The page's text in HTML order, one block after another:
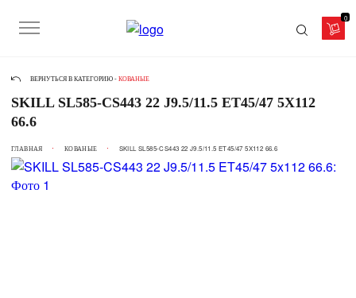
0
ВЕРНУТЬСЯ В КАТЕГОРИЮ - КОВАНЫЕ
SKILL SL585-CS443 22 J9.5/11.5 ET45/47 5X112
66.6
ГЛАВНАЯ КОВАНЫЕ SKILL SL585-CS443 22 J9.5/11.5 ET45/47 5X112 66.6